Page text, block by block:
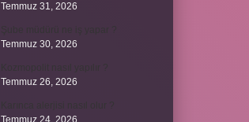
Temmuz 31, 2026
Temmuz 30, 2026
Temmuz 26, 2026
Temmuz 24, 2026